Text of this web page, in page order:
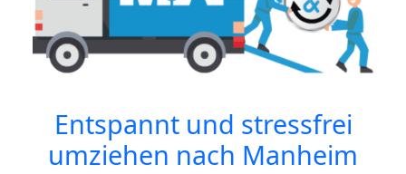
Entspannt und stressfrei
umziehen nach Manheim